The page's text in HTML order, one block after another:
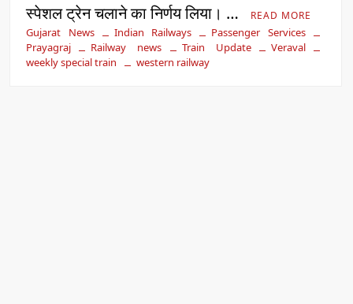
स्पेशल ट्रेन चलाने का निर्णय लिया। …
READ MORE
Gujarat News Indian Railways
Passenger Services
Prayagraj
Railway news Train Update
Veraval
weekly special train
western railway